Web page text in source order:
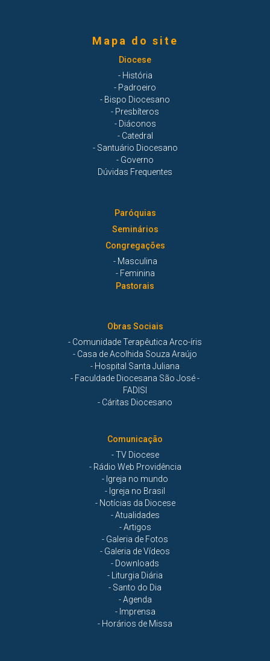
Mapa do site
Diocese
- História
- Padroeiro
- Bispo Diocesano
- Presbíteros
- Diáconos
- Catedral
- Santuário Diocesano
- Governo
Dúvidas Frequentes
Paróquias
Seminários
Congregações
- Masculina
- Feminina
Pastorais
Obras Sociais
- Comunidade Terapêutica Arco-íris
- Casa de Acolhida Souza Araújo
- Hospital Santa Juliana
- Faculdade Diocesana São José -
FADISI
- Cáritas Diocesano
Comunicação
- TV Diocese
- Rádio Web Providência
- Igreja no mundo
- Igreja no Brasil
- Notícias da Diocese
- Atualidades
- Artigos
- Galeria de Fotos
- Galeria de Vídeos
- Downloads
- Liturgia Diária
- Santo do Dia
- Agenda
- Imprensa
- Horários de Missa